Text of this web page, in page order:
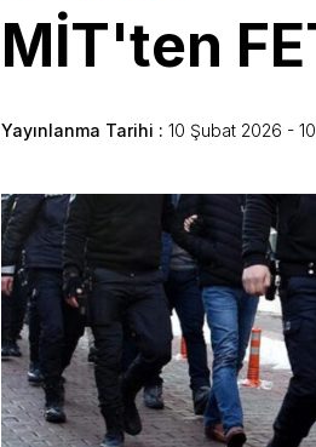
MİT'ten
Yayınlanma Tarihi : 10 Şubat 2026 -